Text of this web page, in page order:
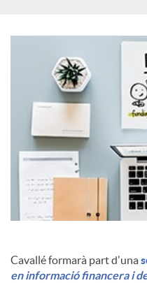
s
Cavallé formarà part d'una
en informació financera i